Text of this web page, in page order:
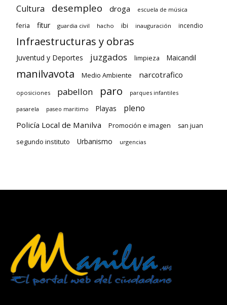
Cultura desempleo droga escuela de música
feria fitur guardia civil hacho ibi inauguración incendio
Infraestructuras y obras
Juventud y Deportes juzgados limpieza Maicandil
manilvavota Medio Ambiente narcotrafico
oposiciones pabellon paro parques infantiles
pasarela paseo maritimo Playas pleno
Policía Local de Manilva Promoción e imagen san juan
segundo instituto Urbanismo urgencias